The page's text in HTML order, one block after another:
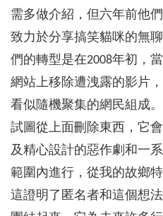
需多做介紹，但六年前他
致力於分享搞笑貓咪的無
們的轉型是在2008年初，
網站上移除遭洩露的影片
看似隨機聚集的網民組成
試圖從上面刪除東西，它
及精心設計的惡作劇和一
範圍內進行，從我的故鄉
這證明了匿名者和這個想